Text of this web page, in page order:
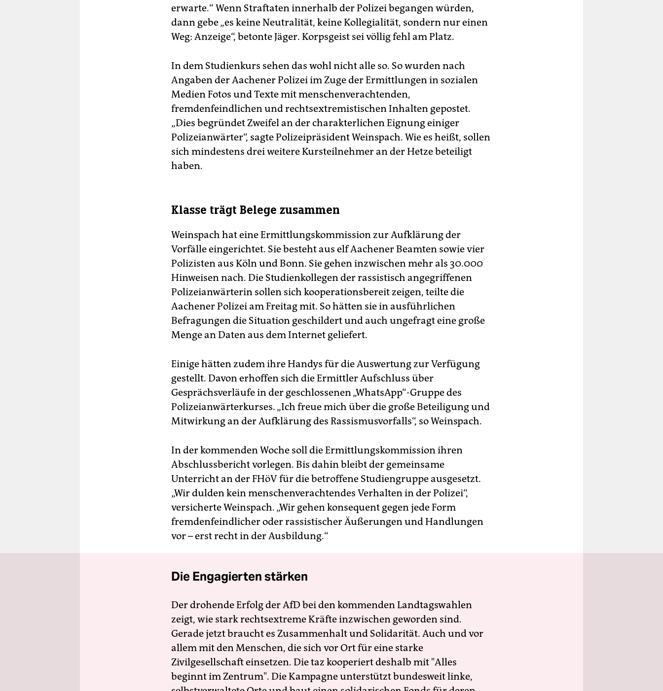
erwarte.“ Wenn Straftaten innerhalb der Polizei begangen würden,
dann gebe „es keine Neutralität, keine Kollegialität, sondern nur einen
Weg: Anzeige“, betonte Jäger. Korpsgeist sei völlig fehl am Platz.
In dem Studienkurs sehen das wohl nicht alle so. So wurden nach
Angaben der Aachener Polizei im Zuge der Ermittlungen in sozialen
Medien Fotos und Texte mit menschenverachtenden,
fremdenfeindlichen und rechtsextremistischen Inhalten gepostet.
„Dies begründet Zweifel an der charakterlichen Eignung einiger
Polizeianwärter“, sagte Polizeipräsident Weinspach. Wie es heißt, sollen
sich mindestens drei weitere Kursteilnehmer an der Hetze beteiligt
haben.
Klasse trägt Belege zusammen
Weinspach hat eine Ermittlungskommission zur Aufklärung der
Vorfälle eingerichtet. Sie besteht aus elf Aachener Beamten sowie vier
Polizisten aus Köln und Bonn. Sie gehen inzwischen mehr als 30.000
Hinweisen nach. Die Studienkollegen der rassistisch angegriffenen
Polizeianwärterin sollen sich kooperationsbereit zeigen, teilte die
Aachener Polizei am Freitag mit. So hätten sie in ausführlichen
Befragungen die Situation geschildert und auch ungefragt eine große
Menge an Daten aus dem Internet geliefert.
Einige hätten zudem ihre Handys für die Auswertung zur Verfügung
gestellt. Davon erhoffen sich die Ermittler Aufschluss über
Gesprächsverläufe in der geschlossenen „WhatsApp“-Gruppe des
Polizeianwärterkurses. „Ich freue mich über die große Beteiligung und
Mitwirkung an der Aufklärung des Rassismusvorfalls“, so Weinspach.
In der kommenden Woche soll die Ermittlungskommission ihren
Abschlussbericht vorlegen. Bis dahin bleibt der gemeinsame
Unterricht an der FHöV für die betroffene Studiengruppe ausgesetzt.
„Wir dulden kein menschenverachtendes Verhalten in der Polizei“,
versicherte Weinspach. „Wir gehen konsequent gegen jede Form
fremdenfeindlicher oder rassistischer Äußerungen und Handlungen
vor – erst recht in der Ausbildung.“
Die Engagierten stärken
Der drohende Erfolg der AfD bei den kommenden Landtagswahlen
zeigt, wie stark rechtsextreme Kräfte inzwischen geworden sind.
Gerade jetzt braucht es Zusammenhalt und Solidarität. Auch und vor
allem mit den Menschen, die sich vor Ort für eine starke
Zivilgesellschaft einsetzen. Die taz kooperiert deshalb mit "Alles
beginnt im Zentrum". Die Kampagne unterstützt bundesweit linke,